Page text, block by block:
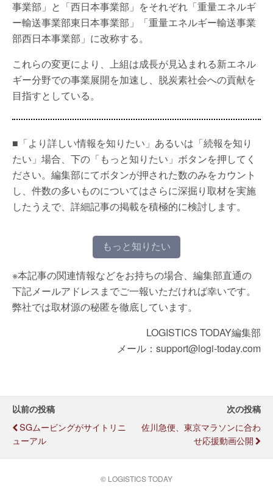
事業部」と「西日本事業部」をそれぞれ「重量エネルギ
ー輸送事業部東日本事業部」「重量エネルギー輸送事業
部西日本事業部」に改称する。
これらの変更により、上組は成長が見込まれる新エネル
ギー分野での事業展開を加速し、脱炭素社会への貢献を
目指すとしている。
■「より詳しい情報を知りたい」あるいは「続報を知り
たい」場合、下の「もっと知りたい」ボタンを押してく
ださい。編集部にてボタンが押された数のみをカウント
し、件数の多いものについてはさらに深掘り取材を実施
したうえで、詳細記事の掲載を積極的に検討します。
もっと知りたい
※本記事の関連情報などをお持ちの場合、編集部直通の
下記メールアドレスまでご一報いただければ幸いです。
弊社では取材源の秘匿を徹底しています。
LOGISTICS TODAY編集部
メール：support@logi-today.com
以前の投稿
SGムービングがサイトリニ
ューアル
次の投稿
佐川急便、東京マラソンに合わ
せ応援動画公開
© LOGISTICS TODAY